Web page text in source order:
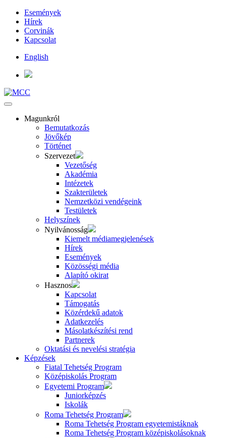
Események
Hírek
Corvinák
Kapcsolat
English
Magunkról
Bemutatkozás
Jövőkép
Történet
Szervezet
Vezetőség
Akadémia
Intézetek
Szakterületek
Nemzetközi vendégeink
Testületek
Helyszínek
Nyilvánosság
Kiemelt médiamegjelenések
Hírek
Események
Közösségi média
Alapító okirat
Hasznos
Kapcsolat
Támogatás
Közérdekű adatok
Adatkezelés
Másolatkészítési rend
Partnerek
Oktatási és nevelési stratégia
Képzések
Fiatal Tehetség Program
Középiskolás Program
Egyetemi Program
Juniorképzés
Iskolák
Roma Tehetség Program
Roma Tehetség Program egyetemistáknak
Roma Tehetség Program középiskolásoknak